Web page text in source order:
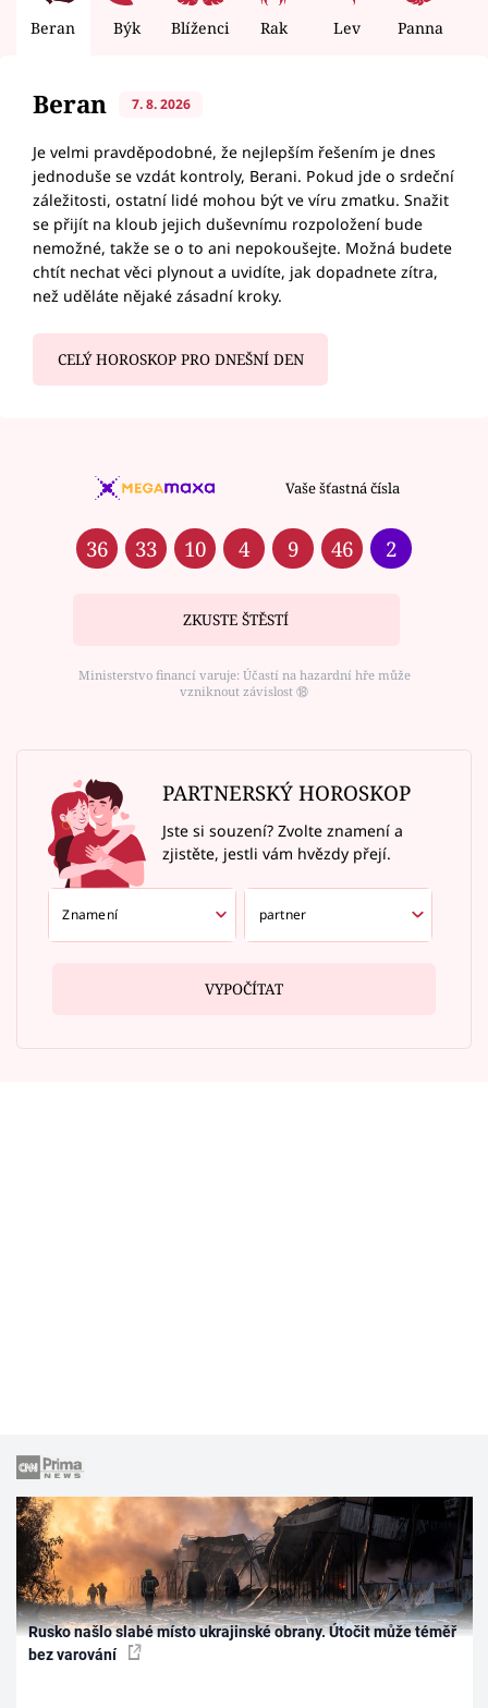
Beran Býk Blíženci Rak Lev Panna
Beran 7. 8. 2026
Je velmi pravděpodobné, že nejlepším řešením je dnes
jednoduše se vzdát kontroly, Berani. Pokud jde o srdeční
záležitosti, ostatní lidé mohou být ve víru zmatku. Snažit
se přijít na kloub jejich duševnímu rozpoložení bude
nemožné, takže se o to ani nepokoušejte. Možná budete
chtít nechat věci plynout a uvidíte, jak dopadnete zítra,
než uděláte nějaké zásadní kroky.
CELÝ HOROSKOP PRO DNEŠNÍ DEN
Vaše šťastná čísla
36 33 10 4 9 46 2
ZKUSTE ŠTĚSTÍ
Ministerstvo financí varuje: Účastí na hazardní hře může
vzniknout závislost ⑱
PARTNERSKÝ HOROSKOP
Jste si souzení? Zvolte znamení a
zjistěte, jestli vám hvězdy přejí.
VYPOČÍTAT
Rusko našlo slabé místo ukrajinské obrany. Útočit může téměř
bez varování